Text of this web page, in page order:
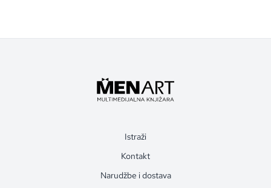
Istraži
Kontakt
Narudžbe i dostava